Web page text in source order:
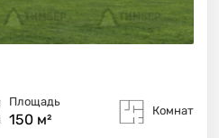
Площадь
150 м²
Комнат